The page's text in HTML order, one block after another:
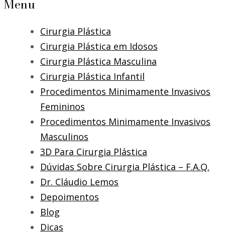
Menu
Cirurgia Plástica
Cirurgia Plástica em Idosos
Cirurgia Plástica Masculina
Cirurgia Plástica Infantil
Procedimentos Minimamente Invasivos
Femininos
Procedimentos Minimamente Invasivos
Masculinos
3D Para Cirurgia Plástica
Dúvidas Sobre Cirurgia Plástica – F.A.Q.
Dr. Cláudio Lemos
Depoimentos
Blog
Dicas